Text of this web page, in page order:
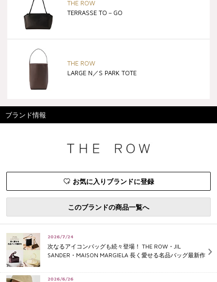
THE ROW
TERRASSE TO－GO
THE ROW
LARGE N／S PARK TOTE
ブランド情報
お気に入りブランドに登録
このブランドの商品一覧へ
2026/7/24
次なるアイコンバッグも続々登場！ THE ROW・JIL
SANDER・MAISON MARGIELA 長く愛せる名品バッグ最新作
2026/6/26